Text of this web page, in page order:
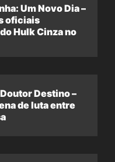
Um Novo Dia –
oficiais
Hulk Cinza no
Destino –
de luta entre